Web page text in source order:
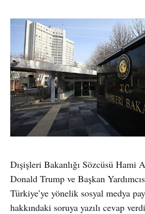
Dışişleri Bakanlığı Sözcüsü Hami
Donald Trump ve Başkan
Türkiye’ye yönelik sosyal medya
hakkındaki soruya yazılı cevap